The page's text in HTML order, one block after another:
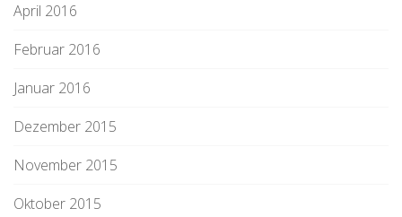
April 2016
Februar 2016
Januar 2016
Dezember 2015
November 2015
Oktober 2015